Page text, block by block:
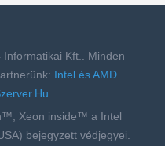
Kft.. Minden
Intel és AMD
.
Xeon inside™ a Intel
bejegyzett védjegyei.